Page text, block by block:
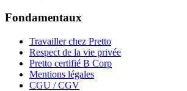
Fondamentaux
Travailler chez Pretto
Respect de la vie privée
Pretto certifié B Corp
Mentions légales
CGU / CGV